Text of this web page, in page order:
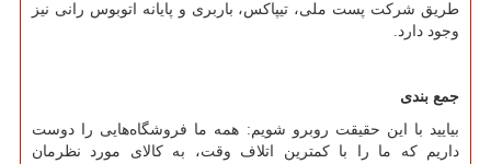
طریق شرکت پست ملی، تیپاکس، باربری و پایانه اتوبوس رانی نیز
وجود دارد.
جمع بندی
بیایید با این حقیقت روبرو شویم: همه ما فروشگاه‌هایی را دوست
داریم که ما را با کمترین اتلاف وقت، به کالای مورد نظرمان